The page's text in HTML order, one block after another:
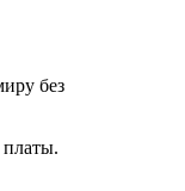
без